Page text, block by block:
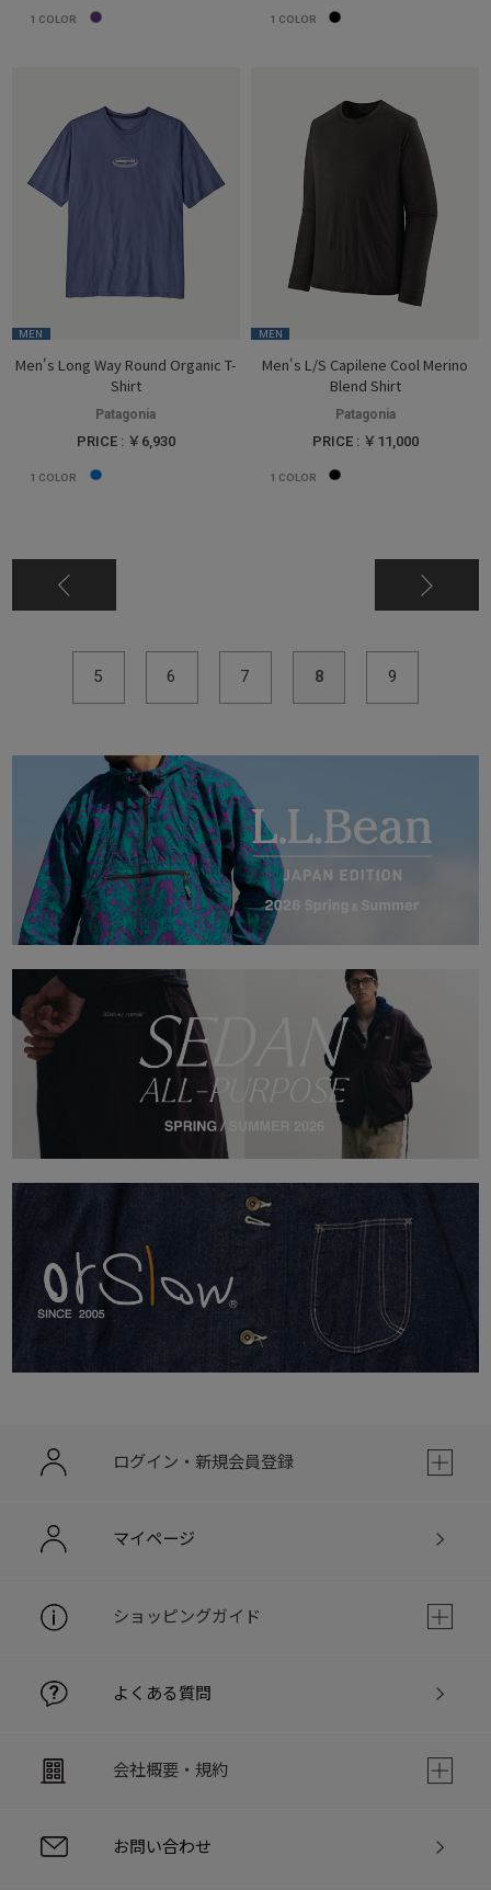
1 COLOR 1 COLOR
MEN
Men's Long Way Round Organic T-
Shirt
Patagonia
PRICE : ￥6,930
1 COLOR
MEN
Men's L/S Capilene Cool Merino
Blend Shirt
Patagonia
PRICE : ￥11,000
1 COLOR
5 6 7 8 9
ログイン・新規会員登録
マイページ
ショッピングガイド
よくある質問
会社概要・規約
お問い合わせ